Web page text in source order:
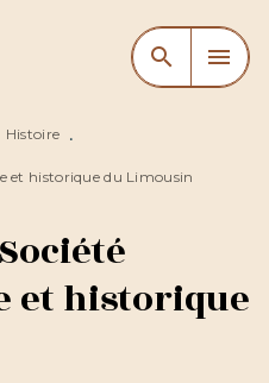
CONTENU
search menu
Histoire •
et historique du Limousin
et historique